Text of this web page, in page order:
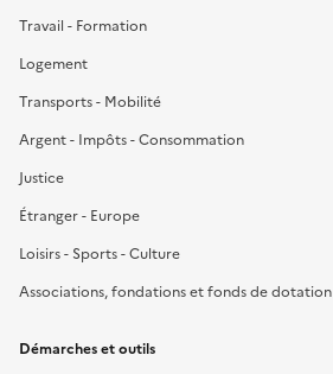
Travail - Formation
Logement
Transports - Mobilité
Argent - Impôts - Consommation
Justice
Étranger - Europe
Loisirs - Sports - Culture
Associations, fondations et fonds de dotation
Démarches et outils